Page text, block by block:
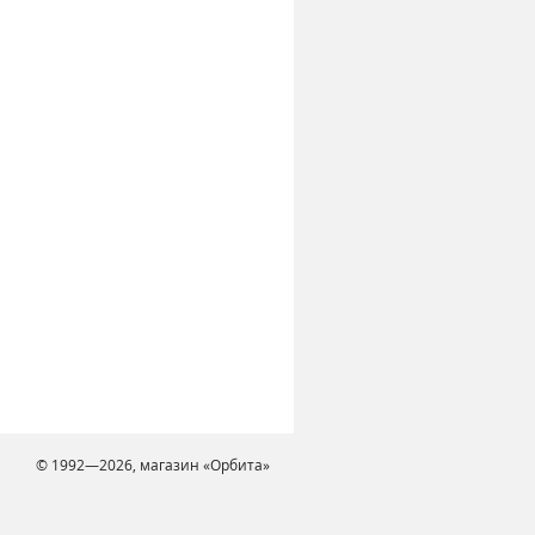
© 1992—2026, магазин «Орбита»